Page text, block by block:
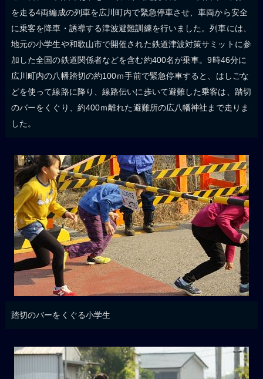
を走る4両編成の列車を広川町内で緊急停車させ、車両から安全
に乗客を降車・誘導する津波避難訓練を行いました。列車には、
地元の小学生や和歌山市で開催された鉄道津波対策サミットに参
加した全国の鉄道関係者などを含む約400名が乗車。9時46分に
広川町内の八幡踏切の約100ｍ手前で緊急停車すると、はしごな
どを使って線路に降り、線路伝いに歩いて避難した乗客は、踏切
のバーをくぐり、約400ｍ離れた避難所の広八幡神社まで走りま
した。
踏切のバーをくぐる小学生